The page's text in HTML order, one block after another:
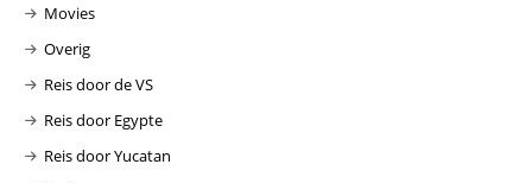
Movies
Overig
Reis door de VS
Reis door Egypte
Reis door Yucatan